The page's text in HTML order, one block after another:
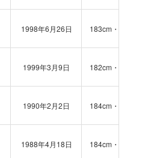
1998年6月26日 183cm・84kg
1999年3月9日 182cm・80kg
1990年2月2日 184cm・78kg
1988年4月18日 184cm・80kg